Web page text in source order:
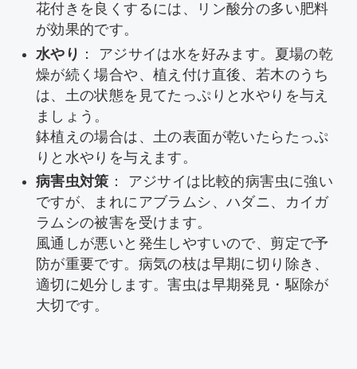
花付きを良くするには、リン酸分の多い肥料
が効果的です。
水やり ： アジサイは水を好みます。夏場の乾
燥が続く場合や、植え付け直後、若木のうち
は、土の状態を見てたっぷりと水やりを与え
ましょう。
鉢植えの場合は、土の表面が乾いたらたっぷ
りと水やりを与えます。
病害虫対策 ： アジサイは比較的病害虫に強い
ですが、まれにアブラムシ、ハダニ、カイガ
ラムシの被害を受けます。
風通しが悪いと発生しやすいので、剪定で予
防が重要です。病気の枝は早期に切り除き、
適切に処分します。害虫は早期発見・駆除が
大切です。